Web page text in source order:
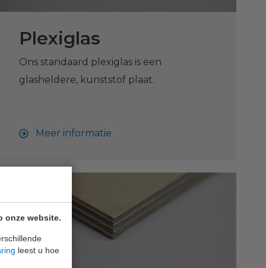
onze website.
leest u hoe
Plexiglas
Ons standaard plexiglas is een
glasheldere, kunststof plaat.
Meer informatie